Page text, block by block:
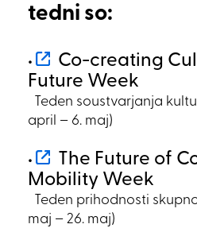
tedni so:
•
Co-creating
Future Week
Teden soustvarjanja
april – 6. maj)
•
The Future of
Mobility Week
Teden prihodnosti
maj – 26. maj)